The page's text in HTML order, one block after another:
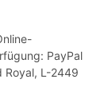
PayPal
Royal, L-2449